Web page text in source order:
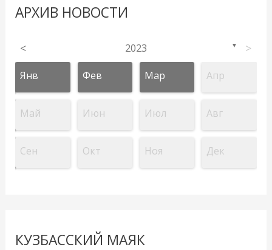
АРХИВ НОВОСТИ
< 2023 ▼ >
Янв Фев Мар Апр
Май Июн Июл Авг
Сен Окт Ноя Дек
КУЗБАССКИЙ МАЯК